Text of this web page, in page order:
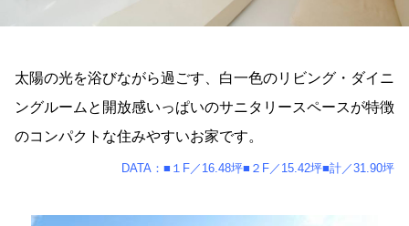
太陽の光を浴びながら過ごす、白一色のリビング・ダイニ
ングルームと開放感いっぱいのサニタリースペースが特徴
のコンパクトな住みやすいお家です。
DATA：■１F／16.48坪■２F／15.42坪■計／31.90坪